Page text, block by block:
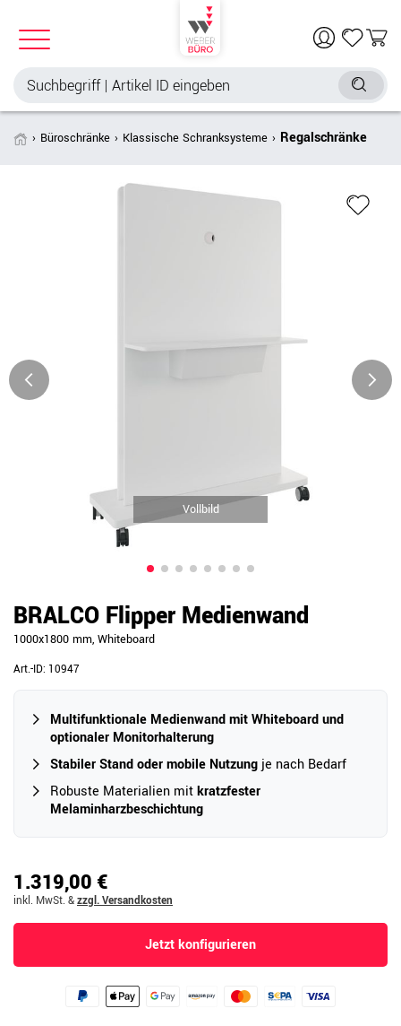
Büroschränke Klassische Schranksysteme Regalschränke
Vollbild
BRALCO Flipper Medienwand
1000x1800 mm, Whiteboard
Art.-ID: 10947
Multifunktionale Medienwand mit Whiteboard und
optionaler Monitorhalterung
Stabiler Stand oder mobile Nutzung je nach Bedarf
Robuste Materialien mitkratzfester
Melaminharzbeschichtung
1.319,00 €
inkl. MwSt. &zzgl. Versandkosten
Jetzt konfigurieren